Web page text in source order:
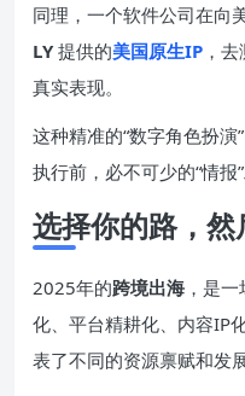
同理，一个软件公司在向
LY 提供的美国原生IP ，
真实表现。
这种精准的“数字角色扮演
执行前，必不可少的“情报”
选择你的路，
2025年的跨境出海 ，是
化、平台精耕化、内容IP
表了不同的资源禀赋和发